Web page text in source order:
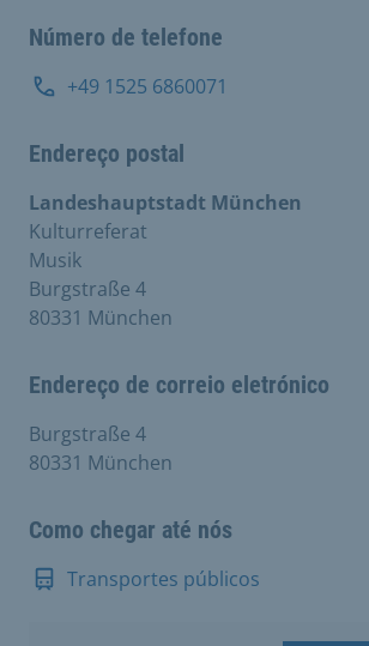
Número de telefone
+49 1525 6860071
Endereço postal
Landeshauptstadt München
Kulturreferat
Musik
Burgstraße 4
80331 München
Endereço de correio eletrónico
Burgstraße 4
80331 München
Como chegar até nós
Transportes públicos